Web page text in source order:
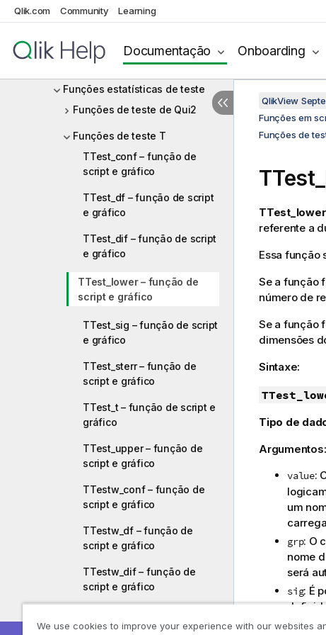
Qlik.com Community Learning
Documentação Onboarding
Funções de agregação
financeiras
Funções de agregação
estatística
Funções estatísticas de teste
Funções de teste de Qui2
Funções de teste T
TTest_conf – função de
script e gráfico
TTest_df – função de script
e gráfico
TTest_dif – função de script
e gráfico
TTest_lower – função de
script e gráfico
TTest_sig – função de script
e gráfico
TTest_sterr – função de
script e gráfico
TTest_t – função de script e
gráfico
TTest_upper – função de
script e gráfico
TTestw_conf – função de
script e gráfico
TTestw_df – função de
script e gráfico
TTestw_dif – função de
script e gráfico
script e gráfico
QlikView
Funções em
Funções de
referente a
Essa função
Se a função
número de
Se a função
dimensões
Sintaxe:
Tipo de
Argumentos:
value:
um
grp: O
nome
será
sig: É
eq_var:
We use cookies to improve your experience with our websites